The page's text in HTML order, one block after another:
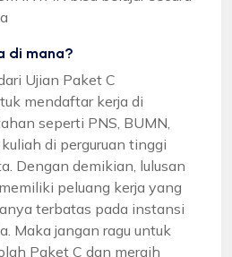
di mana?
Ujian Paket C
mendaftar kerja di
seperti PNS, BUMN,
di perguruan tinggi
Dengan demikian, lulusan
peluang kerja yang
terbatas pada instansi
Maka jangan ragu untuk
Paket C dan meraih